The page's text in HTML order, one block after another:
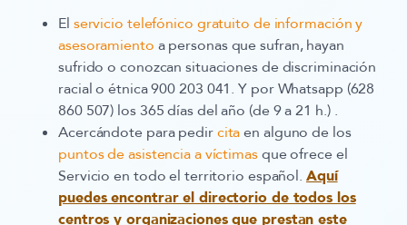
El servicio telefónico gratuito de información y
asesoramiento a personas que sufran, hayan
sufrido o conozcan situaciones de discriminación
racial o étnica900 203 041. Y porWhatsapp (628
860 507) los 365 días del año (de 9 a 21 h.) .
Acercándote para pedircitaen alguno de los
puntos de asistencia a víctimasque ofrece el
Servicio en todo el territorio español. Aquí
puedes encontrar el directorio de todos los
centros y organizaciones que prestan este